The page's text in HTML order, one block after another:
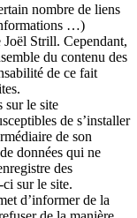
nombre de liens
…)
Joël Strill. Cependant,
du contenu des
de ce fait
sur le site
de s’installer
de son
données qui ne
des
sur le site.
d’informer de la